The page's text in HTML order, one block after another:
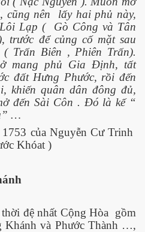
cũng nên
lấy hai phủ này,
Lạp (
Gò Công và Tân
trước để củng cố mặt sau
Trấn Biên , Phiên Trấn).
mang phủ Gia Định, tất
đất Hưng Phước, rồi đến
khiến quân dân đông đủ,
đến Sài Côn . Đó là kế “
…
của Nguyễn Cư Trinh
Khóat )
thời đệ nhất Cộng Hòa
gồm
Khánh và Phước Thành …,